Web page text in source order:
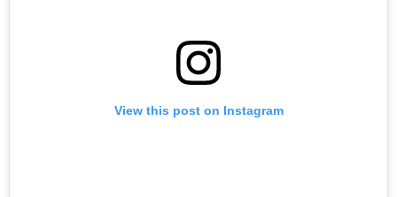
View this post on Instagram